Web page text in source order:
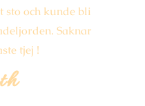
sto och kunde bli
Saknar
tjej !